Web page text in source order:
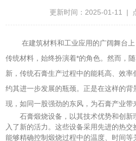
更新时间：2025-01-11 |
在建筑材料和工业应用的广阔舞台上
传统材料，始终扮演着*的角色。然而，
新，传统石膏生产过程中的能耗高、效率
约其进一步发展的瓶颈。正是在这样的背
现，如同一股强劲的东风，为石膏产业带
石膏煅烧设备，以其技术优势和创新
入了新的活力。这些设备采用先进的热交
能够精确控制煅烧过程中的温度、时间